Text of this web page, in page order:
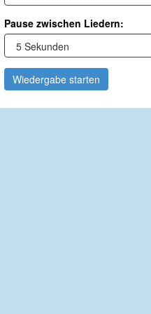
Pause zwischen Liedern:
Wiedergabe starten